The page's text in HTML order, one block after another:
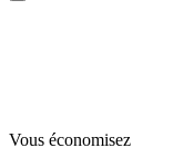
Vous économisez